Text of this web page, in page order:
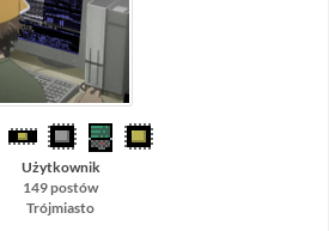
Użytkownik
149 postów
Trójmiasto